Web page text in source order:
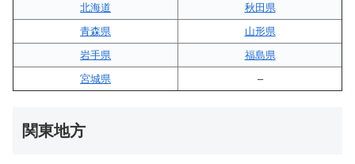
北海道
秋田県
青森県
山形県
岩手県
福島県
宮城県
–
関東地方